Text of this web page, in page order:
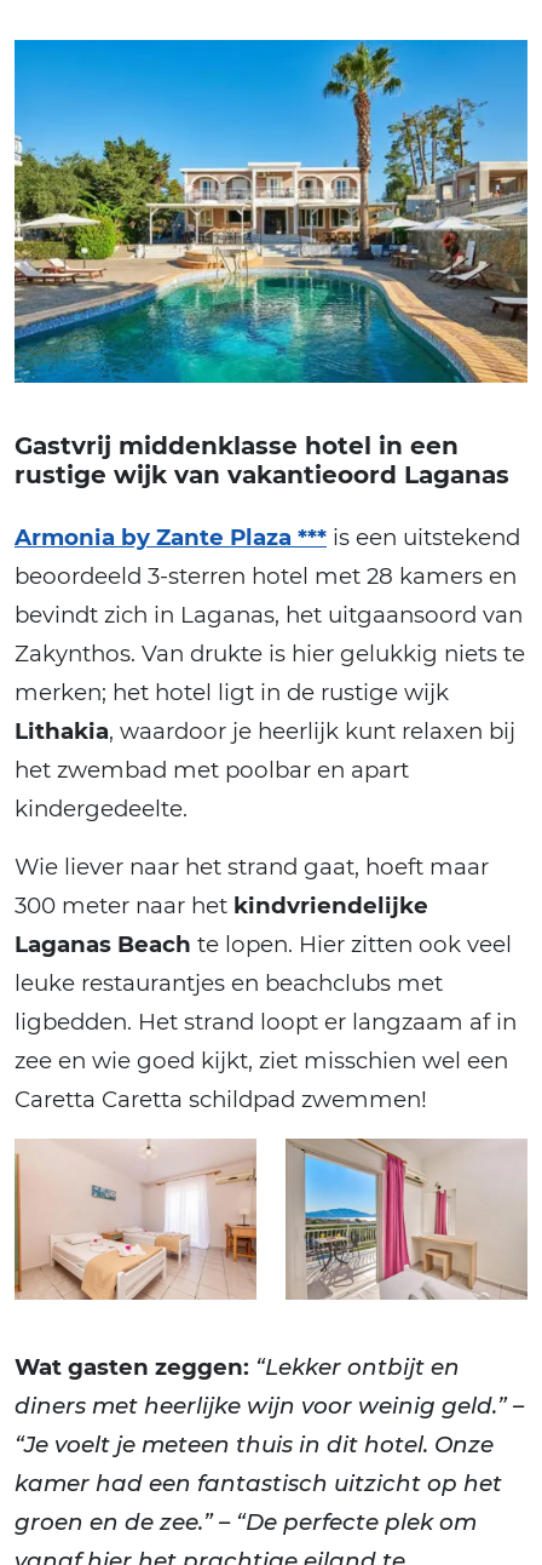
Gastvrij middenklasse hotel in een
rustige wijk van vakantieoord Laganas
Armonia by Zante Plaza *** is een uitstekend
beoordeeld 3-sterren hotel met 28 kamers en
bevindt zich in Laganas, het uitgaansoord van
Zakynthos. Van drukte is hier gelukkig niets te
merken; het hotel ligt in de rustige wijk
Lithakia, waardoor je heerlijk kunt relaxen bij
het zwembad met poolbar en apart
kindergedeelte.
Wie liever naar het strand gaat, hoeft maar
300 meter naar het kindvriendelijke
Laganas Beach te lopen. Hier zitten ook veel
leuke restaurantjes en beachclubs met
ligbedden. Het strand loopt er langzaam af in
zee en wie goed kijkt, ziet misschien wel een
Caretta Caretta schildpad zwemmen!
Wat gasten zeggen: “Lekker ontbijt en
diners met heerlijke wijn voor weinig geld.” –
“Je voelt je meteen thuis in dit hotel. Onze
kamer had een fantastisch uitzicht op het
groen en de zee.” – “De perfecte plek om